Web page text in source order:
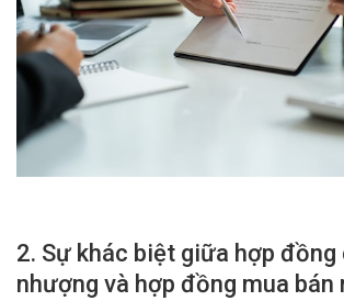
2. Sự khác biệt giữa hợp đồng
nhượng và hợp đồng mua bán